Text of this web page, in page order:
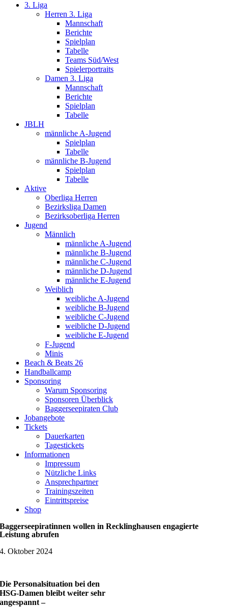
3. Liga
Herren 3. Liga
Mannschaft
Berichte
Spielplan
Tabelle
Teams Süd/West
Spielerportraits
Damen 3. Liga
Mannschaft
Berichte
Spielplan
Tabelle
JBLH
männliche A-Jugend
Spielplan
Tabelle
männliche B-Jugend
Spielplan
Tabelle
Aktive
Oberliga Herren
Bezirksliga Damen
Bezirksoberliga Herren
Jugend
Männlich
männliche A-Jugend
männliche B-Jugend
männliche C-Jugend
männliche D-Jugend
männliche E-Jugend
Weiblich
weibliche A-Jugend
weibliche B-Jugend
weibliche C-Jugend
weibliche D-Jugend
weibliche E-Jugend
F-Jugend
Minis
Beach & Beats 26
Handballcamp
Sponsoring
Warum Sponsoring
Sponsoren Überblick
Baggerseepiraten Club
Jobangebote
Tickets
Dauerkarten
Tagestickets
Informationen
Impressum
Nützliche Links
Ansprechpartner
Trainingszeiten
Eintrittspreise
Shop
Baggerseepiratinnen wollen in Recklinghausen engagierte
Leistung abrufen
4. Oktober 2024
Die Personalsituation bei den
HSG-Damen bleibt weiter sehr
angespannt –